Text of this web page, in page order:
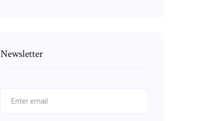
Newsletter